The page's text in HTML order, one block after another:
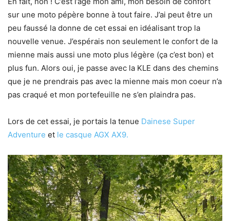
sur une moto pépère bonne à tout faire. J’ai peut être un
peu faussé la donne de cet essai en idéalisant trop la
nouvelle venue. J’espérais non seulement le confort de la
mienne mais aussi une moto plus légère (ça c’est bon) et
plus fun. Alors oui, je passe avec la KLE dans des chemins
que je ne prendrais pas avec la mienne mais mon coeur n’a
pas craqué et mon portefeuille ne s’en plaindra pas.
Lors de cet essai, je portais la tenue Dainese Super
Adventure et le casque AGX AX9.